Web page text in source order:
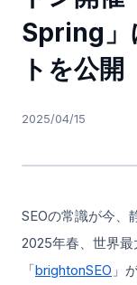
Spring」
トを公開
2025/04/15
SEOの常識が今、
2025年春、世界
「brightonSEO 」